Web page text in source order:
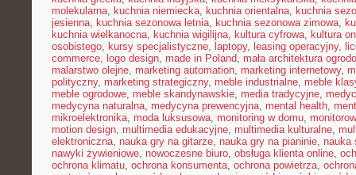
molekularna, kuchnia niemiecka, kuchnia orientalna, kuchnia
jesienna, kuchnia sezonowa letnia, kuchnia sezonowa zimowa,
kuchnia wielkanocna, kuchnia wigilijna, kultura cyfrowa, kultura
osobistego, kursy specjalistyczne, laptopy, leasing operacyjny,
commerce, logo design, made in Poland, mała architektura
malarstwo olejne, marketing automation, marketing internetowy,
polityczny, marketing strategiczny, meble industrialne, meble
meble ogrodowe, meble skandynawskie, media tradycyjne,
medycyna naturalna, medycyna prewencyjna, mental health,
mikroelektronika, moda luksusowa, monitoring w domu,
motion design, multimedia edukacyjne, multimedia kulturalne,
elektroniczna, nauka gry na gitarze, nauka gry na pianinie, nauka
nawyki żywieniowe, nowoczesne biuro, obsługa klienta online,
ochrona klimatu, ochrona konsumenta, ochrona powietrza,